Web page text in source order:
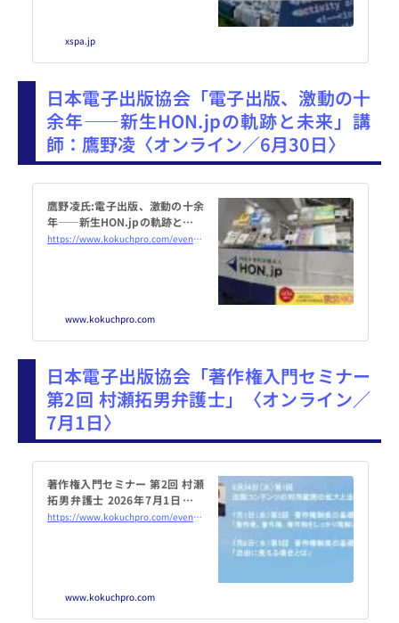
関する事業を行い、学術の発展に
寄与することを目的とし、XML技
進、印刷会社のサポート、ベン
ダー・公的機関への提案、日本語
XMLの規格策定などを行う協議会
です。
xspa.jp
日本電子出版協会「電子出版、激動の十
余年――新生HON.jpの軌跡と未来」講
師：鷹野凌〈オンライン／6月30日〉
鷹野凌氏:電子出版、激動の十余
年――新生HON.jpの軌跡と未来
2026年6月30日（オンライン・Z
https://www.kokuchpro.com/event/20260630/
www.kokuchpro.com
日本電子出版協会「著作権入門セミナー
第2回 村瀬拓男弁護士」〈オンライン／
7月1日〉
著作権入門セミナー 第2回 村瀬
拓男弁護士 2026年7月1日（オ
ンライン・Zoom） - こくちー
https://www.kokuchpro.com/event/20260701JEPA/
www.kokuchpro.com